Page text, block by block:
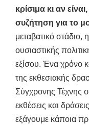
κρίσιμα κι αν
συζήτηση για το
μεταβατικό στάδιο,
ουσιαστικής
εξίσου. Ένα χρόνο
της εκθεσιακής
Σύγχρονης Τέχνης
εκθέσεις και
εξάγουμε κάποια